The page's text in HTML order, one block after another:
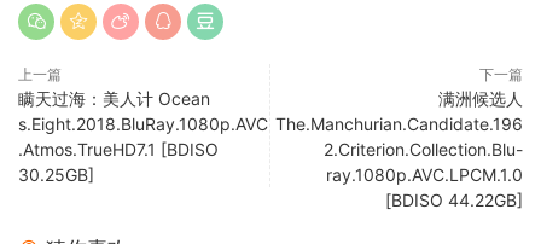
上一篇
瞒天过海：美人计 Ocean
s.Eight.2018.BluRay.1080p.AVC
.Atmos.TrueHD7.1 [BDISO
30.25GB]
下一篇
满洲候选人
The.Manchurian.Candidate.196
2.Criterion.Collection.Blu-
ray.1080p.AVC.LPCM.1.0
[BDISO 44.22GB]